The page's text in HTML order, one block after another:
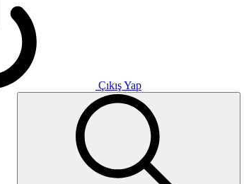
Çıkış Yap